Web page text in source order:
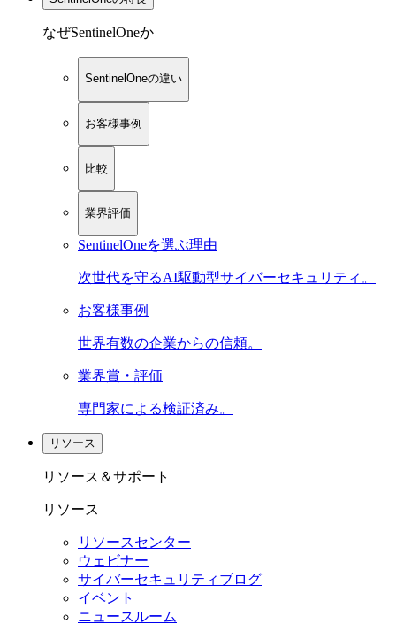
なぜSentinelOneか
SentinelOneの違い
お客様事例
比較
業界評価
SentinelOneを選ぶ理由
次世代を守るAI駆動型サイバーセキュリティ。
お客様事例
世界有数の企業からの信頼。
業界賞・評価
専門家による検証済み。
リソース
リソース＆サポート
リソース
リソースセンター
ウェビナー
サイバーセキュリティブログ
イベント
ニュースルーム